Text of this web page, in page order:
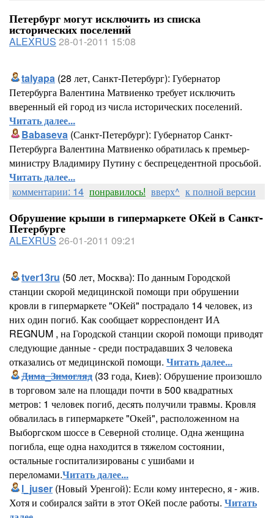
Петербург могут исключить из списка
исторических поселений
ALEXRUS 28-01-2011 15:08
talyapa (28 лет, Санкт-Петербург): Губернатор
Петербурга Валентина Матвиенко требует исключить
вверенный ей город из числа исторических поселений.
Читать далее...
Babaseva (Санкт-Петербург): Губернатор Санкт-
Петербурга Валентина Матвиенко обратилась к премьер-
министру Владимиру Путину с беспрецедентной просьбой.
Читать далее...
комментарии: 14 понравилось! вверх^ к полной версии
Обрушение крыши в гипермаркете ОКей в Санкт-
Петербурге
ALEXRUS 26-01-2011 09:21
tver13ru (50 лет, Москва): По данным Городской
станции скорой медицинской помощи при обрушении
кровли в гипермаркете "ОКей" пострадало 14 человек, из
них один погиб. Как сообщает корреспондент ИА
REGNUM , на Городской станции скорой помощи приводят
следующие данные - среди пострадавших 3 человека
отказались от медицинской помощи. Читать далее...
Дима_Зимогляд (33 года, Киев): Обрушение произошло
в торговом зале на площади почти в 500 квадратных
метров: 1 человек погиб, десять получили травмы. Кровля
обвалилась в гипермаркете "Окей", расположенном на
Выборгском шоссе в Северной столице. Одна женщина
погибла, еще одна находится в тяжелом состоянии,
остальные госпитализированы с ушибами и
переломами.Читать далее...
l_juser (Новый Уренгой): Если кому интересно, я - жив.
Хотя и собирался зайти в этот ОКей после работы. Читать